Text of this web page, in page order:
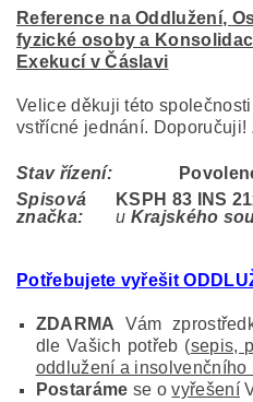
Reference na Oddlužení,
fyzické osoby a
Exekucí v Čáslavi
Velice děkuji této
vstřícné jednání. Doporučuji!
Stav řízení:
Spisová
značka:
KSPH 83 INS 21
u Krajského
Potřebujete vyřešit
ZDARMA Vám
dle Vašich potřeb (sepis,
oddlužení a insolvenčního
Postaráme se ovyřešení